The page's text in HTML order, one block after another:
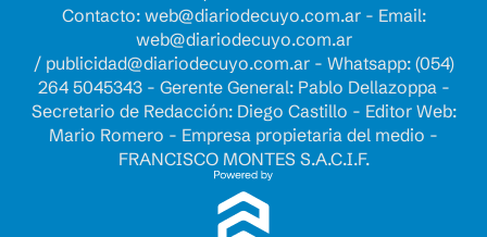
Contacto: web@diariodecuyo.com.ar- Email:
web@diariodecuyo.com.ar
/ publicidad@diariodecuyo.com.ar- Whatsapp: (054)
264 5045343 - Gerente General: Pablo Dellazoppa -
Secretario de Redacción: Diego Castillo - Editor Web:
Mario Romero - Empresa propietaria del medio -
FRANCISCO MONTES S.A.C.I.F.